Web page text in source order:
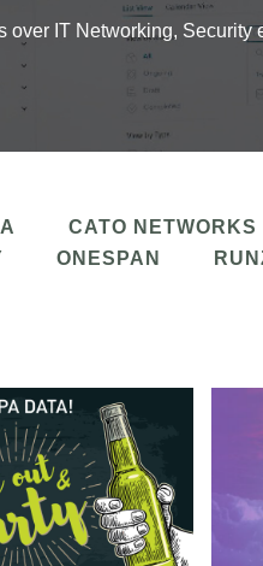
IT Networking,
CATO NETWORKS
ONESPAN